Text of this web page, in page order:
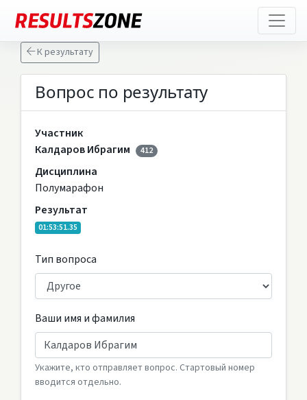
К результату
Вопрос по результату
Участник
Калдаров Ибрагим
412
Дисциплина
Полумарафон
Результат
01:53:51.35
Тип вопроса
Ваши имя и фамилия
Укажите, кто отправляет вопрос. Стартовый номер
вводится отдельно.